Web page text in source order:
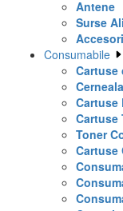
Antene
Surse
Consumabile
Cartuse
Cerneala
Cartuse
Cartuse
Toner
Cartuse